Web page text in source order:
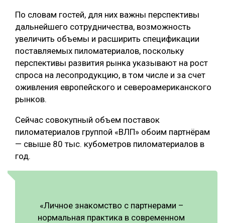
По словам гостей, для них важны перспективы
дальнейшего сотрудничества, возможность
увеличить объемы и расширить спецификации
поставляемых пиломатериалов, поскольку
перспективы развития рынка указывают на рост
спроса на лесопродукцию, в том числе и за счет
оживления европейского и североамериканского
рынков.
Сейчас совокупный объем поставок
пиломатериалов группой «ВЛП» обоим партнёрам
— свыше 80 тыс. кубометров пиломатериалов в
год.
«Личное знакомство с партнерами –
нормальная практика в современном